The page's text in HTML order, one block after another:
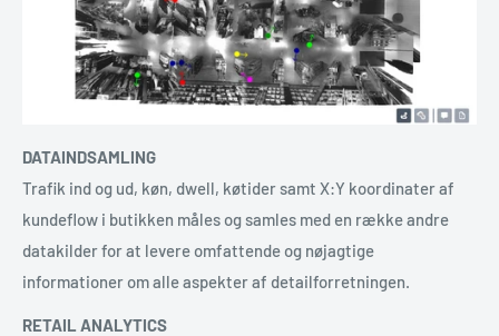
DATAINDSAMLING
Trafik ind og ud, køn, dwell, køtider samt X:Y koordinater af
kundeflow i butikken måles og samles med en række andre
datakilder for at levere omfattende og nøjagtige
informationer om alle aspekter af detailforretningen.
RETAIL ANALYTICS